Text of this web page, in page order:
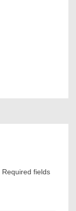
Required fields